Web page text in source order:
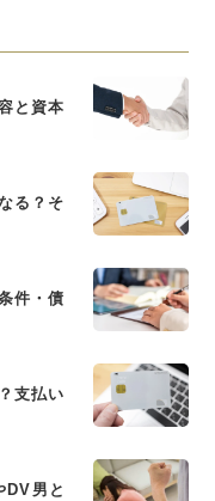
と資本
る？そ
件・債
支払い
DV男と